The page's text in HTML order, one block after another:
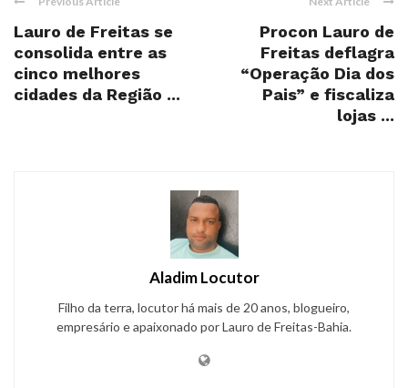
Lauro de Freitas se
consolida entre as
cinco melhores
cidades da Região ...
Procon Lauro de
Freitas deflagra
“Operação Dia dos
Pais” e fiscaliza
lojas ...
Aladim Locutor
Filho da terra, locutor há mais de 20 anos, blogueiro,
empresário e apaixonado por Lauro de Freitas-Bahia.